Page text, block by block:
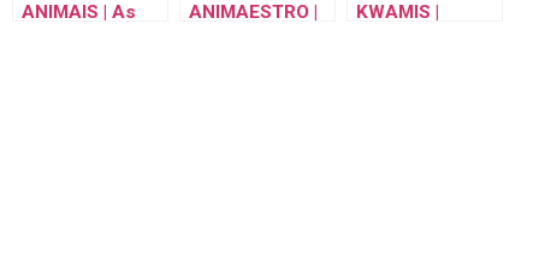
ANIMAIS | As
ANIMAESTRO |
KWAMIS |